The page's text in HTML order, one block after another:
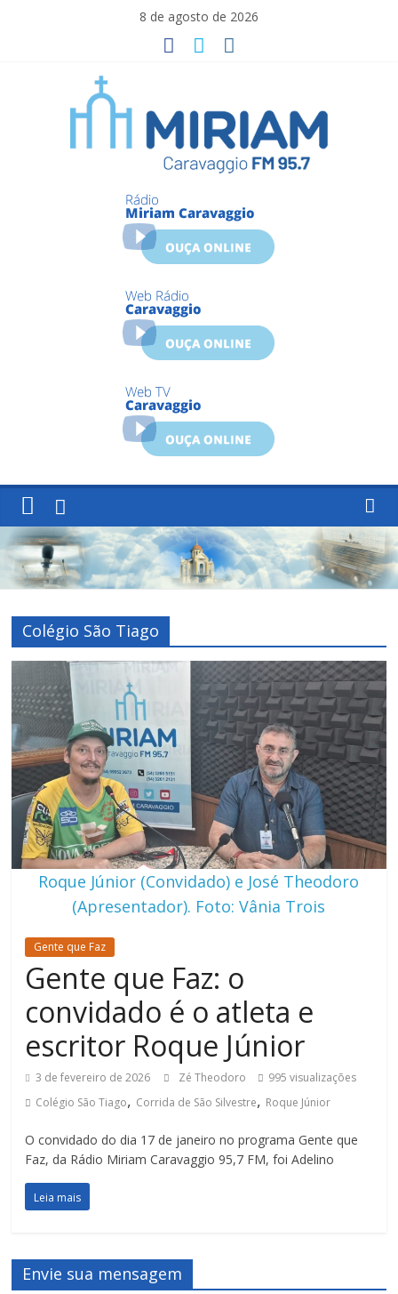
8 de agosto de 2026
Miriam
Caravaggio
Colégio São Tiago
Roque Júnior (Convidado) e José Theodoro
(Apresentador). Foto: Vânia Trois
Gente que Faz
Gente que Faz: o
convidado é o atleta e
escritor Roque Júnior
3 de fevereiro de 2026 Zé Theodoro
995 visualizações
Colégio São Tiago, Corrida de São Silvestre, Roque Júnior
O convidado do dia 17 de janeiro no programa Gente que
Faz, da Rádio Miriam Caravaggio 95,7 FM, foi Adelino
Leia mais
Envie sua mensagem